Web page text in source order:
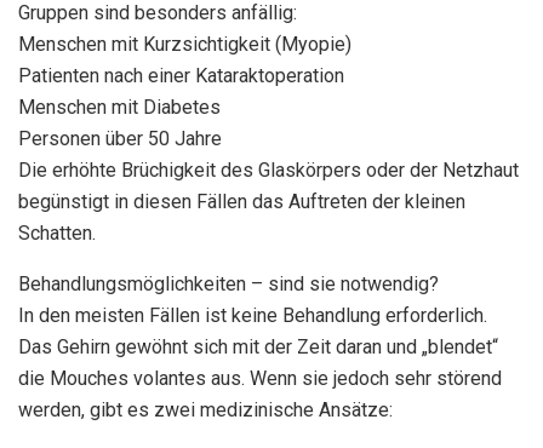
Gruppen sind besonders anfällig:
Menschen mit Kurzsichtigkeit (Myopie)
Patienten nach einer Kataraktoperation
Menschen mit Diabetes
Personen über 50 Jahre
Die erhöhte Brüchigkeit des Glaskörpers oder der Netzhaut
begünstigt in diesen Fällen das Auftreten der kleinen
Schatten.
Behandlungsmöglichkeiten – sind sie notwendig?
In den meisten Fällen ist keine Behandlung erforderlich.
Das Gehirn gewöhnt sich mit der Zeit daran und „blendet“
die Mouches volantes aus. Wenn sie jedoch sehr störend
werden, gibt es zwei medizinische Ansätze: